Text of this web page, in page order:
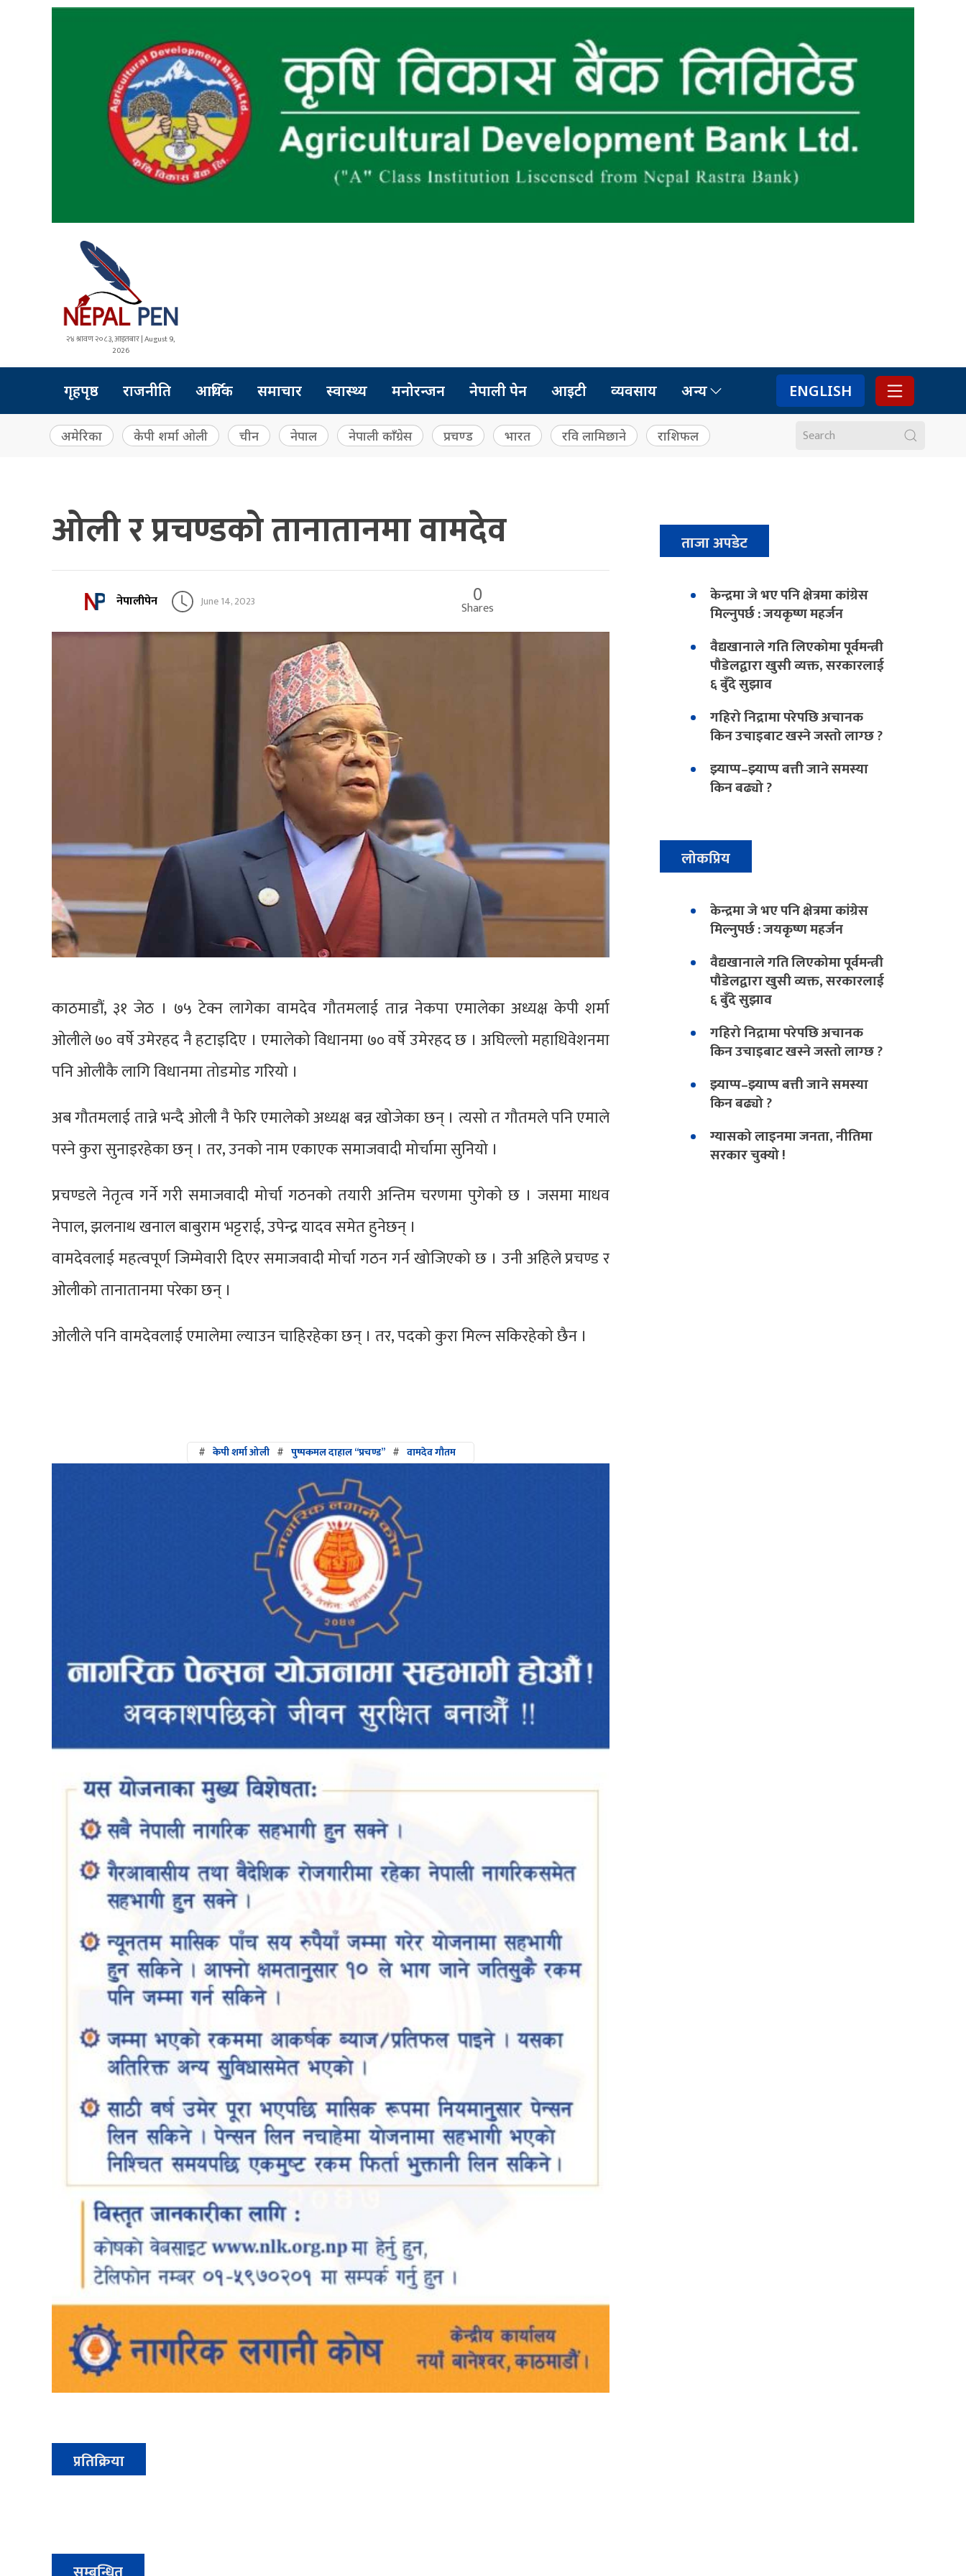
२४ श्रावण २०८३, आइतबार | August 9,
2026
गृहपृष्ठ राजनीति आर्थिक समाचार स्वास्थ्य मनोरन्जन नेपाली पेन आइटी व्यवसाय अन्य ENGLISH
अमेरिका केपी शर्मा ओली चीन नेपाल नेपाली काँग्रेस प्रचण्ड भारत रवि लामिछाने राशिफल
ओली र प्रचण्डको तानातानमा वामदेव
नेपालीपेन June 14, 2023 0
Shares
काठमाडौं, ३१ जेठ । ७५ टेक्न लागेका वामदेव गौतमलाई तान्न नेकपा एमालेका अध्यक्ष केपी शर्मा
ओलीले ७० वर्षे उमेरहद नै हटाइदिए । एमालेको विधानमा ७० वर्षे उमेरहद छ । अघिल्लो महाधिवेशनमा
पनि ओलीकै लागि विधानमा तोडमोड गरियो ।
अब गौतमलाई तान्ने भन्दै ओली नै फेरि एमालेको अध्यक्ष बन्न खोजेका छन् । त्यसो त गौतमले पनि एमाले
पस्ने कुरा सुनाइरहेका छन् । तर, उनको नाम एकाएक समाजवादी मोर्चामा सुनियो ।
प्रचण्डले नेतृत्व गर्ने गरी समाजवादी मोर्चा गठनको तयारी अन्तिम चरणमा पुगेको छ । जसमा माधव
नेपाल, झलनाथ खनाल बाबुराम भट्टराई, उपेन्द्र यादव समेत हुनेछन् ।
वामदेवलाई महत्वपूर्ण जिम्मेवारी दिएर समाजवादी मोर्चा गठन गर्न खोजिएको छ । उनी अहिले प्रचण्ड र
ओलीको तानातानमा परेका छन् ।
ओलीले पनि वामदेवलाई एमालेमा ल्याउन चाहिरहेका छन् । तर, पदको कुरा मिल्न सकिरहेको छैन ।
# केपी शर्मा ओली # पुष्पकमल दाहाल “प्रचण्ड” # वामदेव गौतम
प्रतिक्रिया
ताजा अपडेट
केन्द्रमा जे भए पनि क्षेत्रमा कांग्रेस
मिल्नुपर्छ : जयकृष्ण महर्जन
वैद्यखानाले गति लिएकोमा पूर्वमन्त्री
पौडेलद्वारा खुसी व्यक्त, सरकारलाई
६ बुँदे सुझाव
गहिरो निद्रामा परेपछि अचानक
किन उचाइबाट खस्ने जस्तो लाग्छ ?
झ्याप्प–झ्याप्प बत्ती जाने समस्या
किन बढ्यो ?
लोकप्रिय
केन्द्रमा जे भए पनि क्षेत्रमा कांग्रेस
मिल्नुपर्छ : जयकृष्ण महर्जन
वैद्यखानाले गति लिएकोमा पूर्वमन्त्री
पौडेलद्वारा खुसी व्यक्त, सरकारलाई
६ बुँदे सुझाव
गहिरो निद्रामा परेपछि अचानक
किन उचाइबाट खस्ने जस्तो लाग्छ ?
झ्याप्प–झ्याप्प बत्ती जाने समस्या
किन बढ्यो ?
ग्यासको लाइनमा जनता, नीतिमा
सरकार चुक्यो !